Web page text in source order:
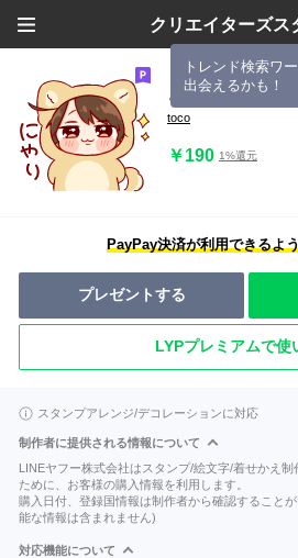
クリエイターズス
トレンド検索ワ
出会えるかも！
きぐるみちゃん
toco
￥190 1%還元
PayPay決済が利用できるよ
プレゼントする
LYPプレミアムで使
スタンプアレンジ/デコレーションに対応
制作者に提供される情報について
LINEヤフー株式会社はスタンプ/絵文字/着せかえ
ために、お客様の購入情報を利用します。
購入日付、登録国情報は制作者から確認すること
能な情報は含まれません)
対応機能について